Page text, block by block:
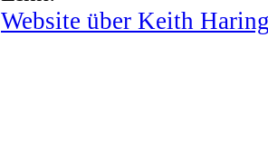
Website über Keith